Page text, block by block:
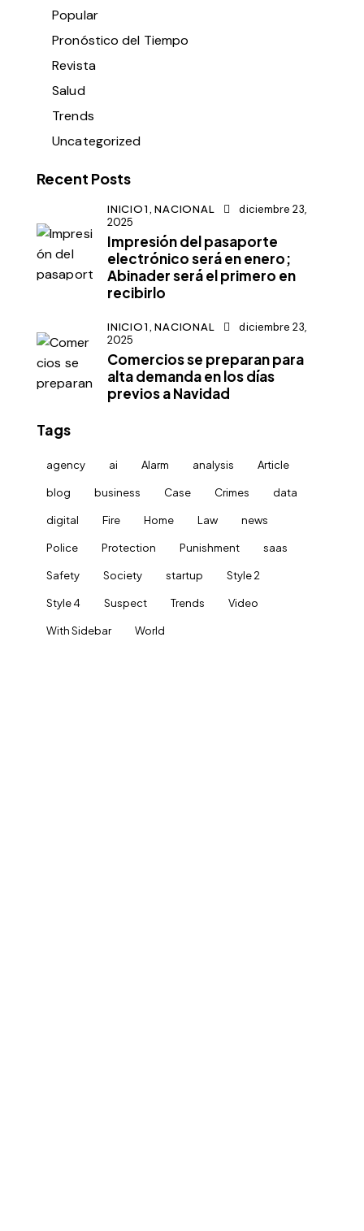
Popular
Pronóstico del Tiempo
Revista
Salud
Trends
Uncategorized
Recent Posts
INICIO1,NACIONAL
diciembre 23,
2025
Impresión del pasaporte
electrónico será en enero;
Abinader será el primero en
recibirlo
INICIO1,NACIONAL
diciembre 23,
2025
Comercios se preparan para
alta demanda en los días
previos a Navidad
Tags
agency ai Alarm analysis Article
blog business Case Crimes data
digital Fire Home Law news
Police Protection Punishment saas
Safety Society startup Style 2
Style 4 Suspect Trends Video
With Sidebar World